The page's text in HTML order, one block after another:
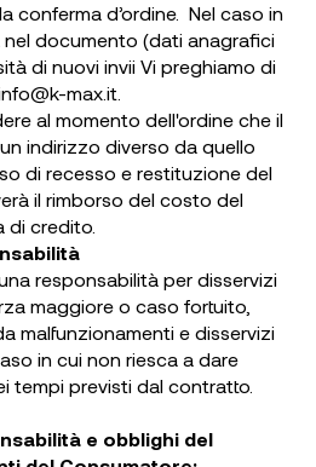
conferma d’ordine. Nel caso in
documento (dati anagrafici
di nuovi invii Vi preghiamo di
max.it
al momento dell'ordine che il
indirizzo diverso da quello
di recesso e restituzione del
il rimborso del costo del
di credito.
responsabilità per disservizi
maggiore o caso fortuito,
malfunzionamenti e disservizi
in cui non riesca a dare
tempi previsti dal contratto.
e obblighi del